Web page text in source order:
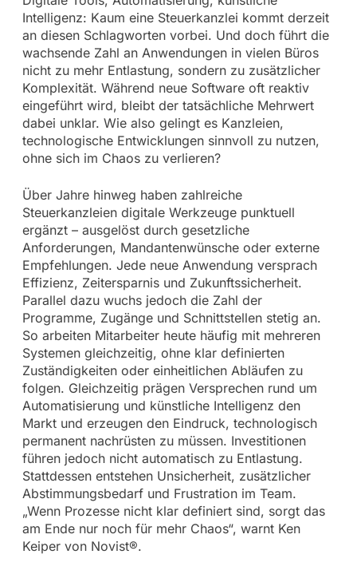
Intelligenz: Kaum eine Steuerkanzlei kommt derzeit
an diesen Schlagworten vorbei. Und doch führt die
wachsende Zahl an Anwendungen in vielen Büros
nicht zu mehr Entlastung, sondern zu zusätzlicher
Komplexität. Während neue Software oft reaktiv
eingeführt wird, bleibt der tatsächliche Mehrwert
dabei unklar. Wie also gelingt es Kanzleien,
technologische Entwicklungen sinnvoll zu nutzen,
ohne sich im Chaos zu verlieren?
Über Jahre hinweg haben zahlreiche
Steuerkanzleien digitale Werkzeuge punktuell
ergänzt – ausgelöst durch gesetzliche
Anforderungen, Mandantenwünsche oder externe
Empfehlungen. Jede neue Anwendung versprach
Effizienz, Zeitersparnis und Zukunftssicherheit.
Parallel dazu wuchs jedoch die Zahl der
Programme, Zugänge und Schnittstellen stetig an.
So arbeiten Mitarbeiter heute häufig mit mehreren
Systemen gleichzeitig, ohne klar definierten
Zuständigkeiten oder einheitlichen Abläufen zu
folgen. Gleichzeitig prägen Versprechen rund um
Automatisierung und künstliche Intelligenz den
Markt und erzeugen den Eindruck, technologisch
permanent nachrüsten zu müssen. Investitionen
führen jedoch nicht automatisch zu Entlastung.
Stattdessen entstehen Unsicherheit, zusätzlicher
Abstimmungsbedarf und Frustration im Team.
„Wenn Prozesse nicht klar definiert sind, sorgt das
am Ende nur noch für mehr Chaos“, warnt Ken
Keiper von Novist®.